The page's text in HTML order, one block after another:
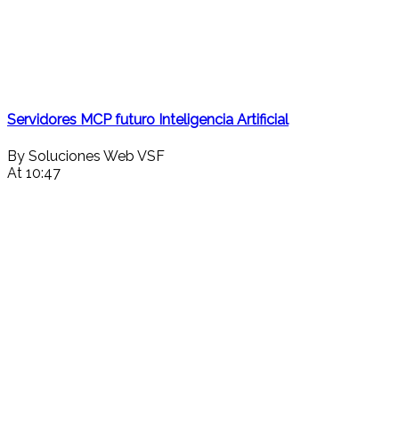
Servidores MCP futuro Inteligencia Artificial
By Soluciones Web VSF
At 10:47